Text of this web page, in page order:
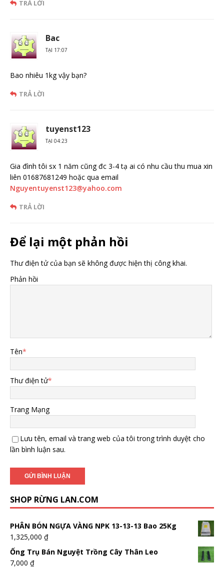
TRẢ LỜI
Bac
TẠI 17:07
Bao nhiêu 1kg vậy bạn?
TRẢ LỜI
tuyenst123
TẠI 04:23
Gia đình tôi sx 1 năm cũng đc 3-4 tạ ai có nhu cầu thu mua xin
liên 01687681249 hoặc qua email
Nguyentuyenst123@yahoo.com
TRẢ LỜI
Để lại một phản hồi
Thư điện tử của bạn sẽ không được hiện thị công khai.
Phản hồi
Tên*
Thư điện tử*
Trang Mạng
Lưu tên, email và trang web của tôi trong trình duyệt cho
lần bình luận sau.
SHOP RỪNG LAN.COM
PHÂN BÓN NGỰA VÀNG NPK 13-13-13 Bao 25Kg
1,325,000 ₫
Ống Trụ Bán Nguyệt Trồng Cây Thân Leo
7,000 ₫